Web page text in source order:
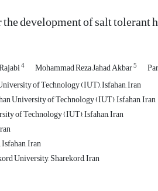
development of salt tolerant
4 Mohammad Reza Jahad Akbar5
of Technology (IUT), Isfahan, Iran
University of Technology (IUT), Isfahan, Iran
of Technology (IUT), Isfahan, Iran
Iran
University, Sharekord, Iran